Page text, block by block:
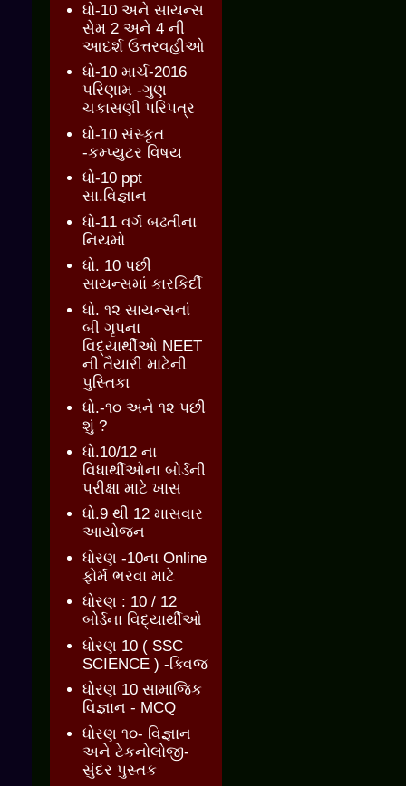
ધો-10 અને સાયન્સ
સેમ 2 અને 4 ની
આદર્શ ઉત્તરવહીઓ
ધો-10 માર્ચ-2016
પરિણામ -ગુણ
ચકાસણી પરિપત્ર
ધો-10 સંસ્કૃત
-કમ્પ્યુટર વિષય
ધો-10 ppt
સા.વિજ્ઞાન
ધો-11 વર્ગ બઢતીના
નિયમો
ધો. 10 પછી
સાયન્સમાં કારકિર્દી
ધો. ૧૨ સાયન્સનાં
બી ગૃપના
વિદ્યાર્થીઓ NEET
ની તૈયારી માટેની
પુસ્તિકા
ધો.-૧૦ અને ૧૨ પછી
શું ?
ધો.10/12 ના
વિધાર્થીઓના બોર્ડની
પરીક્ષા માટે ખાસ
ધો.9 થી 12 માસવાર
આયોજન
ધોરણ -10ના Online
ફોર્મ ભરવા માટે
ધોરણ : 10 / 12
બોર્ડના વિદ્યાર્થીઓ
ધોરણ 10 ( SSC
SCIENCE ) -ક્વિજ
ધોરણ 10 સામાજિક
વિજ્ઞાન - MCQ
ધોરણ ૧૦- વિજ્ઞાન
અને ટેકનોલોજી-
સુંદર પુસ્તક